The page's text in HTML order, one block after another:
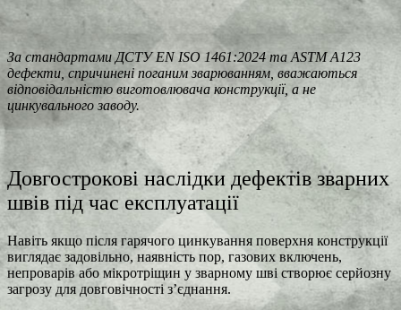
За стандартами ДСТУ EN ISO 1461:2024 та ASTM A123
дефекти, спричинені поганим зварюванням, вважаються
відповідальністю виготовлювача конструкції, а не
цинкувального заводу.
Довгострокові наслідки дефектів зварних
швів під час експлуатації
Навіть якщо після гарячого цинкування поверхня конструкції
виглядає задовільно, наявність пор, газових включень,
непроварів або мікротріщин у зварному шві створює серйозну
загрозу для довговічності з’єднання.